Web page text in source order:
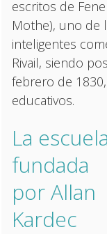
escritos de
Mothe), uno de
inteligentes
Rivail, siendo
febrero de
educativos.
La escuela
fundada
por Allan
Kardec